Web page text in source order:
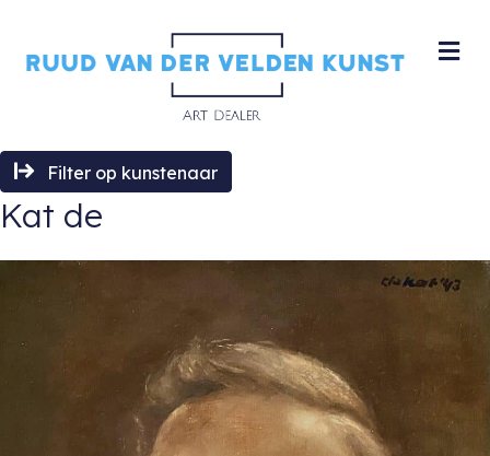
Filter op kunstenaar
Kat de